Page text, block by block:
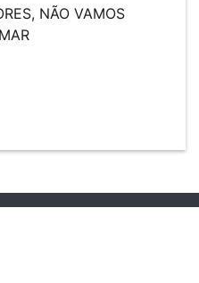
NÃO VAMOS